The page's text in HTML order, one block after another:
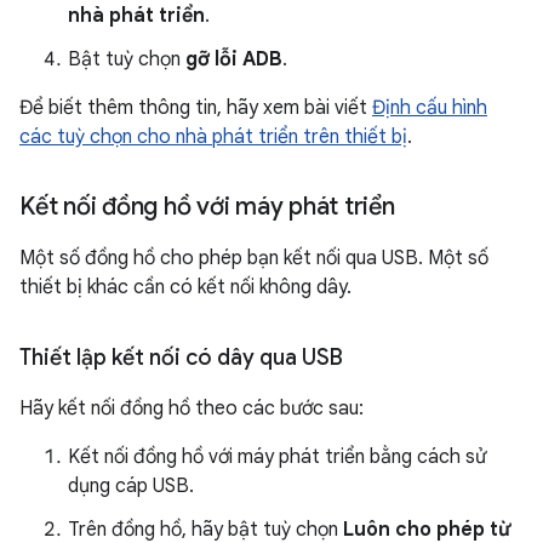
nhà phát triển.
Bật tuỳ chọn gỡ lỗi ADB.
Để biết thêm thông tin, hãy xem bài viết Định cấu hình
các tuỳ chọn cho nhà phát triển trên thiết bị.
Kết nối đồng hồ với máy phát triển
Một số đồng hồ cho phép bạn kết nối qua USB. Một số
thiết bị khác cần có kết nối không dây.
Thiết lập kết nối có dây qua USB
Hãy kết nối đồng hồ theo các bước sau:
Kết nối đồng hồ với máy phát triển bằng cách sử
dụng cáp USB.
Trên đồng hồ, hãy bật tuỳ chọn Luôn cho phép từ